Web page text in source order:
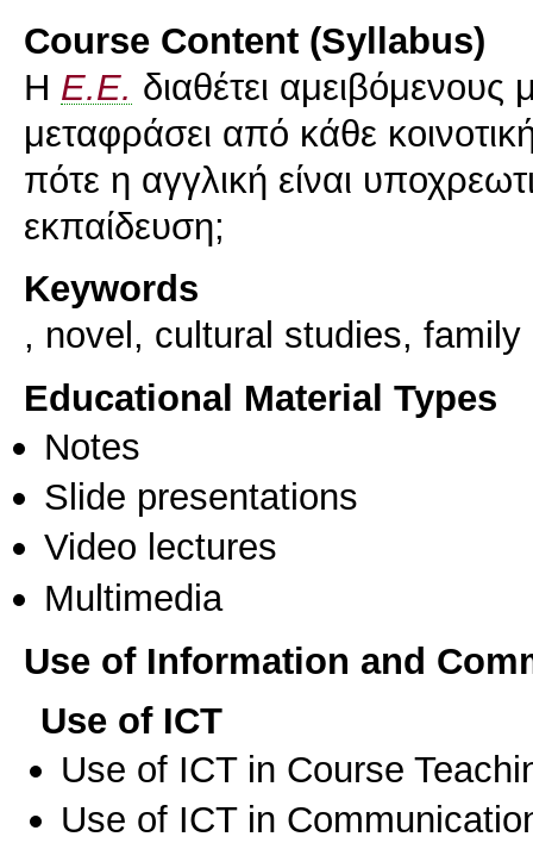
Course Content (Syllabus)
Η Ε.Ε. διαθέτει
μεταφράσει από κάθε
πότε η αγγλική είναι
εκπαίδευση;
Keywords
, novel, cultural studies, family
Educational Material Types
Notes
Slide presentations
Video lectures
Multimedia
Use of Information and
Use of ICT
Use of ICT in Course
Use of ICT in